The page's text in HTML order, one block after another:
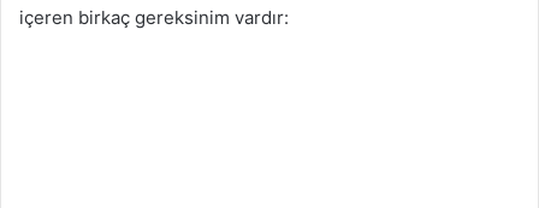
içeren birkaç gereksinim vardır: